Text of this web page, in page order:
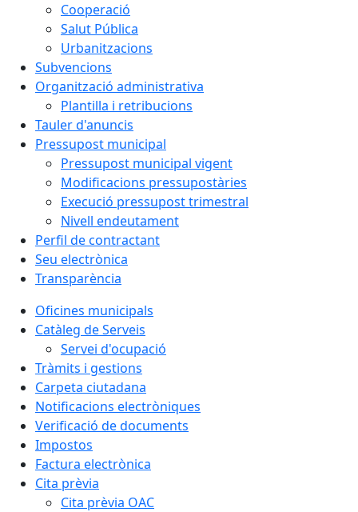
Cooperació
Salut Pública
Urbanitzacions
Subvencions
Organització administrativa
Plantilla i retribucions
Tauler d'anuncis
Pressupost municipal
Pressupost municipal vigent
Modificacions pressupostàries
Execució pressupost trimestral
Nivell endeutament
Perfil de contractant
Seu electrònica
Transparència
Oficines municipals
Catàleg de Serveis
Servei d'ocupació
Tràmits i gestions
Carpeta ciutadana
Notificacions electròniques
Verificació de documents
Impostos
Factura electrònica
Cita prèvia
Cita prèvia OAC